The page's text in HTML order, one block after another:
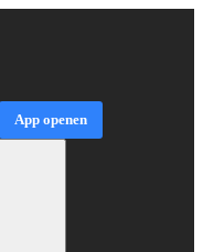
App openen